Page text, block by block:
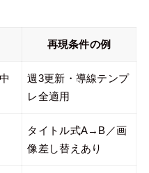
再現条件の例
週3更新・導線テンプ
レ全適用
タイトル式A→B／画
像差し替えあり